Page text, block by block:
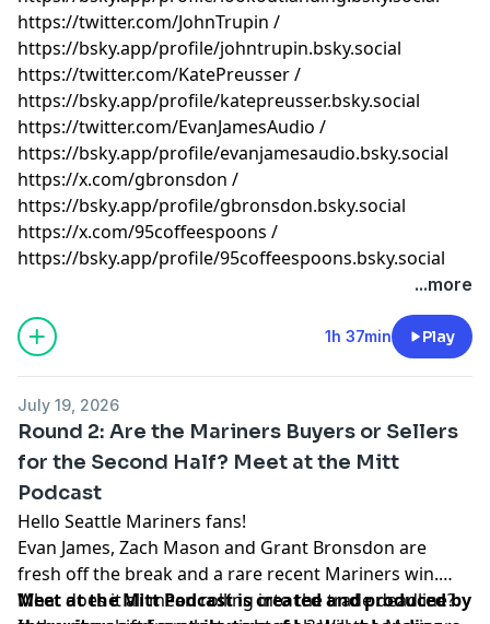
⁠⁠⁠⁠⁠⁠⁠⁠⁠⁠⁠⁠⁠⁠⁠⁠⁠⁠⁠⁠⁠⁠⁠⁠⁠⁠⁠⁠⁠⁠⁠⁠⁠⁠⁠⁠⁠⁠⁠⁠⁠⁠⁠⁠⁠⁠⁠⁠⁠⁠⁠⁠⁠⁠⁠⁠⁠⁠⁠⁠⁠⁠⁠⁠⁠⁠⁠⁠⁠⁠⁠⁠⁠⁠⁠⁠⁠⁠⁠⁠⁠⁠⁠⁠⁠⁠⁠⁠⁠⁠⁠⁠⁠⁠⁠⁠https://twitter.com/JohnTrupin⁠⁠⁠⁠⁠⁠⁠⁠⁠⁠⁠⁠⁠⁠⁠⁠⁠⁠⁠⁠⁠⁠⁠⁠⁠⁠⁠⁠⁠⁠⁠⁠⁠⁠⁠⁠⁠⁠⁠⁠⁠⁠⁠⁠⁠⁠⁠⁠⁠⁠⁠⁠⁠⁠⁠⁠⁠⁠⁠⁠⁠⁠⁠⁠⁠⁠⁠⁠⁠⁠⁠⁠⁠⁠⁠⁠⁠⁠⁠⁠⁠⁠⁠⁠⁠⁠⁠⁠⁠⁠⁠⁠⁠⁠⁠⁠ /
⁠⁠⁠⁠⁠⁠⁠⁠⁠⁠⁠⁠⁠⁠⁠⁠⁠⁠⁠⁠⁠⁠⁠⁠⁠⁠⁠⁠⁠⁠⁠⁠⁠⁠⁠⁠⁠⁠⁠⁠⁠⁠⁠⁠⁠⁠⁠⁠⁠⁠⁠⁠⁠⁠⁠⁠⁠⁠⁠⁠⁠⁠⁠⁠⁠⁠⁠⁠⁠⁠⁠⁠⁠⁠⁠⁠⁠⁠⁠⁠⁠⁠⁠⁠⁠⁠⁠⁠⁠⁠⁠⁠⁠⁠⁠⁠https://bsky.app/profile/johntrupin.bsky.social⁠⁠⁠⁠⁠⁠⁠⁠⁠⁠⁠⁠⁠⁠⁠⁠⁠⁠⁠⁠⁠⁠⁠⁠⁠⁠⁠⁠⁠⁠⁠⁠⁠⁠⁠⁠⁠⁠⁠⁠⁠⁠⁠⁠⁠⁠⁠⁠⁠⁠⁠⁠⁠⁠⁠⁠⁠⁠⁠⁠⁠⁠⁠⁠⁠⁠⁠⁠⁠⁠⁠⁠⁠⁠⁠⁠⁠⁠⁠⁠⁠⁠⁠⁠⁠⁠⁠⁠⁠⁠⁠⁠⁠⁠⁠⁠
⁠⁠⁠⁠⁠⁠⁠⁠⁠⁠⁠⁠⁠⁠⁠⁠⁠⁠⁠⁠⁠⁠⁠⁠⁠⁠⁠⁠⁠⁠⁠⁠⁠⁠⁠⁠⁠⁠⁠⁠⁠⁠⁠⁠⁠⁠⁠⁠⁠⁠⁠⁠⁠⁠⁠⁠⁠⁠⁠⁠⁠⁠⁠⁠⁠⁠⁠⁠⁠⁠⁠⁠⁠⁠⁠⁠⁠⁠⁠⁠⁠⁠⁠⁠⁠⁠⁠⁠⁠⁠⁠⁠⁠⁠⁠⁠https://twitter.com/KatePreusser⁠⁠⁠⁠⁠⁠⁠⁠⁠⁠⁠⁠⁠⁠⁠⁠⁠⁠⁠⁠⁠⁠⁠⁠⁠⁠⁠⁠⁠⁠⁠⁠⁠⁠⁠⁠⁠⁠⁠⁠⁠⁠⁠⁠⁠⁠⁠⁠⁠⁠⁠⁠⁠⁠⁠⁠⁠⁠⁠⁠⁠⁠⁠⁠⁠⁠⁠⁠⁠⁠⁠⁠⁠⁠⁠⁠⁠⁠⁠⁠⁠⁠⁠⁠⁠⁠⁠⁠⁠⁠⁠⁠⁠⁠⁠⁠/
⁠⁠⁠⁠⁠⁠⁠⁠⁠⁠⁠⁠⁠⁠⁠⁠⁠⁠⁠⁠⁠⁠⁠⁠⁠⁠⁠⁠⁠⁠⁠⁠⁠⁠⁠⁠⁠⁠⁠⁠⁠⁠⁠⁠⁠⁠⁠⁠⁠⁠⁠⁠⁠⁠⁠⁠⁠⁠⁠⁠⁠⁠⁠⁠⁠⁠⁠⁠⁠⁠⁠⁠⁠⁠⁠⁠⁠⁠⁠⁠⁠⁠⁠⁠⁠⁠⁠⁠⁠⁠⁠⁠⁠⁠⁠⁠https://bsky.app/profile/katepreusser.bsky.social⁠⁠⁠⁠⁠⁠⁠⁠⁠⁠⁠⁠⁠⁠⁠⁠⁠⁠⁠⁠⁠⁠⁠⁠⁠⁠⁠⁠⁠⁠⁠⁠⁠⁠⁠⁠⁠⁠⁠⁠⁠⁠⁠⁠⁠⁠⁠⁠⁠⁠⁠⁠⁠⁠⁠⁠⁠⁠⁠⁠⁠⁠⁠⁠⁠⁠⁠⁠⁠⁠⁠⁠⁠⁠⁠⁠⁠⁠⁠⁠⁠⁠⁠⁠⁠⁠⁠⁠⁠⁠⁠⁠⁠⁠⁠⁠
⁠⁠⁠⁠⁠⁠⁠⁠⁠⁠⁠⁠⁠⁠⁠⁠⁠⁠⁠⁠⁠⁠⁠⁠⁠⁠⁠⁠⁠⁠⁠⁠⁠⁠⁠⁠⁠⁠⁠⁠⁠⁠⁠⁠⁠⁠⁠⁠⁠⁠⁠⁠⁠⁠⁠⁠⁠⁠⁠⁠⁠⁠⁠⁠⁠⁠⁠⁠⁠⁠⁠⁠⁠⁠⁠⁠⁠⁠⁠⁠⁠⁠⁠⁠⁠⁠⁠⁠⁠⁠⁠⁠⁠⁠⁠⁠https://twitter.com/EvanJamesAudio⁠⁠⁠⁠⁠⁠⁠⁠⁠⁠⁠⁠⁠⁠⁠⁠⁠⁠⁠⁠⁠⁠⁠⁠⁠⁠⁠⁠⁠⁠⁠⁠⁠⁠⁠⁠⁠⁠⁠⁠⁠⁠⁠⁠⁠⁠⁠⁠⁠⁠⁠⁠⁠⁠⁠⁠⁠⁠⁠⁠⁠⁠⁠⁠⁠⁠⁠⁠⁠⁠⁠⁠⁠⁠⁠⁠⁠⁠⁠⁠⁠⁠⁠⁠⁠⁠⁠⁠⁠⁠⁠⁠⁠⁠⁠⁠ /
⁠⁠⁠⁠⁠⁠⁠⁠⁠⁠⁠⁠⁠⁠⁠⁠⁠⁠⁠⁠⁠⁠⁠⁠⁠⁠⁠⁠⁠⁠⁠⁠⁠⁠⁠⁠⁠⁠⁠⁠⁠⁠⁠⁠⁠⁠⁠⁠⁠⁠⁠⁠⁠⁠⁠⁠⁠⁠⁠⁠⁠⁠⁠⁠⁠⁠⁠⁠⁠⁠⁠⁠⁠⁠⁠⁠⁠⁠⁠⁠⁠⁠⁠⁠⁠⁠⁠⁠⁠⁠⁠⁠⁠⁠⁠⁠https://bsky.app/profile/evanjamesaudio.bsky.social⁠⁠⁠⁠⁠⁠⁠⁠⁠⁠⁠⁠⁠⁠⁠⁠⁠⁠⁠⁠⁠⁠⁠⁠⁠⁠⁠⁠⁠⁠⁠⁠⁠⁠⁠⁠⁠⁠⁠⁠⁠⁠⁠⁠⁠⁠⁠⁠⁠⁠⁠⁠⁠⁠⁠⁠⁠⁠⁠⁠⁠⁠⁠⁠⁠⁠⁠⁠⁠⁠⁠⁠⁠⁠⁠⁠⁠⁠⁠⁠⁠⁠⁠⁠⁠⁠⁠⁠⁠⁠⁠⁠⁠⁠⁠⁠
⁠⁠⁠⁠⁠⁠⁠⁠⁠⁠⁠⁠⁠⁠⁠⁠⁠⁠⁠⁠⁠⁠⁠⁠⁠⁠⁠⁠⁠⁠⁠⁠⁠⁠⁠⁠⁠⁠⁠⁠⁠⁠⁠⁠⁠⁠⁠⁠⁠⁠⁠⁠⁠⁠⁠⁠⁠⁠⁠⁠⁠⁠⁠⁠⁠⁠⁠⁠⁠⁠⁠⁠⁠⁠⁠⁠⁠⁠⁠⁠⁠⁠⁠⁠⁠⁠⁠⁠⁠⁠⁠⁠⁠⁠⁠⁠https://x.com/gbronsdon⁠⁠⁠⁠⁠⁠⁠⁠⁠⁠⁠⁠⁠⁠⁠⁠⁠⁠⁠⁠⁠⁠⁠⁠⁠⁠⁠⁠⁠⁠⁠⁠⁠⁠⁠⁠⁠⁠⁠⁠⁠⁠⁠⁠⁠⁠⁠⁠⁠⁠⁠⁠⁠⁠⁠⁠⁠⁠⁠⁠⁠⁠⁠⁠⁠⁠⁠⁠⁠⁠⁠⁠⁠⁠⁠⁠⁠⁠⁠⁠⁠⁠⁠⁠⁠⁠⁠⁠⁠⁠⁠⁠⁠⁠⁠⁠ /
⁠⁠⁠⁠⁠⁠⁠⁠⁠⁠⁠⁠⁠⁠⁠⁠⁠⁠⁠⁠⁠⁠⁠⁠⁠⁠⁠⁠⁠⁠⁠⁠⁠⁠⁠⁠⁠⁠⁠⁠⁠⁠⁠⁠⁠⁠⁠⁠⁠⁠⁠⁠⁠⁠⁠⁠⁠⁠⁠⁠⁠⁠⁠⁠⁠⁠⁠⁠⁠⁠⁠⁠⁠⁠⁠⁠⁠⁠⁠⁠⁠⁠⁠⁠⁠⁠⁠⁠⁠⁠⁠⁠⁠⁠⁠⁠https://bsky.app/profile/gbronsdon.bsky.social⁠⁠⁠⁠⁠⁠⁠⁠⁠⁠⁠⁠⁠⁠⁠⁠⁠⁠⁠⁠⁠⁠⁠⁠⁠⁠⁠⁠⁠⁠⁠⁠⁠⁠⁠⁠⁠⁠⁠⁠⁠⁠⁠⁠⁠⁠⁠⁠⁠⁠⁠⁠⁠⁠⁠⁠⁠⁠⁠⁠⁠⁠⁠⁠⁠⁠⁠⁠⁠⁠⁠⁠⁠⁠⁠⁠⁠⁠⁠⁠⁠⁠⁠⁠⁠⁠⁠⁠⁠⁠⁠⁠⁠⁠⁠⁠
⁠⁠⁠⁠⁠⁠⁠⁠⁠⁠⁠⁠⁠⁠⁠⁠⁠⁠⁠⁠⁠⁠⁠⁠⁠⁠⁠⁠⁠⁠⁠⁠⁠⁠⁠⁠⁠⁠⁠⁠⁠⁠⁠⁠⁠⁠⁠⁠⁠⁠⁠⁠⁠⁠⁠⁠⁠⁠⁠⁠⁠⁠⁠⁠⁠⁠⁠⁠⁠⁠⁠⁠⁠⁠⁠⁠⁠⁠⁠⁠⁠⁠⁠⁠⁠⁠⁠⁠⁠⁠⁠⁠⁠⁠⁠⁠https://x.com/95coffeespoons⁠⁠⁠⁠⁠⁠⁠⁠⁠⁠⁠⁠⁠⁠⁠⁠⁠⁠⁠⁠⁠⁠⁠⁠⁠⁠⁠⁠⁠⁠⁠⁠⁠⁠⁠⁠⁠⁠⁠⁠⁠⁠⁠⁠⁠⁠⁠⁠⁠⁠⁠⁠⁠⁠⁠⁠⁠⁠⁠⁠⁠⁠⁠⁠⁠⁠⁠⁠⁠⁠⁠⁠⁠⁠⁠⁠⁠⁠⁠⁠⁠⁠⁠⁠⁠⁠⁠⁠⁠⁠⁠⁠⁠⁠⁠⁠ /
⁠⁠⁠⁠⁠⁠⁠⁠⁠⁠⁠⁠⁠⁠⁠⁠⁠⁠⁠⁠⁠⁠⁠⁠⁠⁠⁠⁠⁠⁠⁠⁠⁠⁠⁠⁠⁠⁠⁠⁠⁠⁠⁠⁠⁠⁠⁠⁠⁠⁠⁠⁠⁠⁠⁠⁠⁠⁠⁠⁠⁠⁠⁠⁠⁠⁠⁠⁠⁠⁠⁠⁠⁠⁠⁠⁠⁠⁠⁠⁠⁠⁠⁠⁠⁠⁠⁠⁠⁠⁠⁠⁠⁠⁠⁠⁠https://bsky.app/profile/95coffeespoons.bsky.social⁠⁠⁠⁠⁠⁠⁠⁠⁠⁠⁠⁠⁠⁠⁠⁠⁠⁠⁠⁠⁠⁠⁠⁠⁠⁠⁠⁠⁠⁠⁠⁠⁠⁠⁠⁠⁠⁠⁠⁠⁠⁠⁠⁠⁠⁠⁠⁠⁠⁠⁠
...more
1h 37min Play
July 19, 2026
Round 2: Are the Mariners Buyers or Sellers
for the Second Half? Meet at the Mitt
Podcast
Hello Seattle Mariners fans!
Evan James, Zach Mason and Grant Bronsdon are
fresh off the break and a rare recent Mariners win.
What does it all mean rolling into the trade deadline?
Meet at the Mitt Podcast is created and produced by